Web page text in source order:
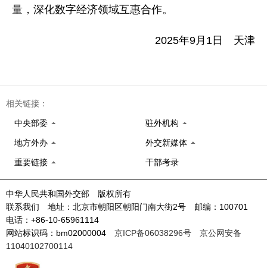
量，深化数字经济领域互惠合作。
2025年9月1日 天津
相关链接：
中央部委 驻外机构
地方外办 外交新媒体
重要链接 干部考录
中华人民共和国外交部 版权所有
联系我们 地址：北京市朝阳区朝阳门南大街2号 邮编：100701
电话：+86-10-65961114
网站标识码：bm02000004 京ICP备06038296号
京公网安备
11040102700114